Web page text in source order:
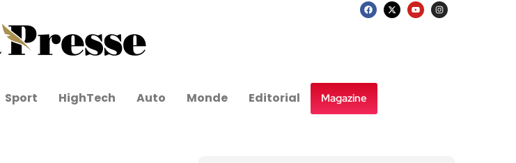
Sport HighTech Auto Monde Editorial Magazine